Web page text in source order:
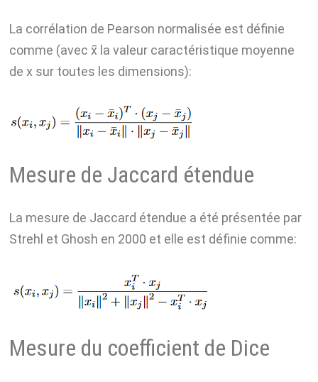
La corrélation de Pearson normalisée est définie
comme (avec x̄ la valeur caractéristique moyenne
de x sur toutes les dimensions):
Mesure de Jaccard étendue
La mesure de Jaccard étendue a été présentée par
Strehl et Ghosh en 2000 et elle est définie comme:
Mesure du coefficient de Dice